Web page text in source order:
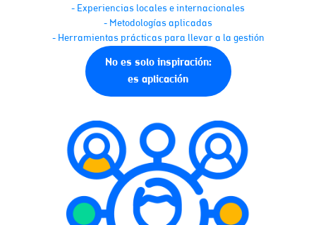
- Experiencias locales e internacionales
- Metodologías aplicadas
- Herramientas prácticas para llevar a la gestión
No es solo inspiración:
es aplicación